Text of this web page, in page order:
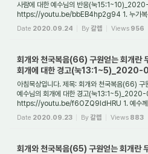
사람에 대한 예수님의 반응(눅
https://youtu.be/bbEB4hp2g94 1. 누가복
무엇이며 왜 주어진 것인가요? 누가복음 15장...
Date 2020.09.24 By갈렙 Views 956
회개와 천국복음(66) 구원얻는 회개란
회개에 대한 경고(눅
아침묵상입니다. 제목: 회개와 천국복음(66)
예수님의 회개에 대한 경고(눅
https://youtu.be/f6OZQ9IdHRU 1. 예수께
말씀을 해 주셨나요? 예수께서는 당시 이...
Date 2020.09.23 By갈렙 Views 883
회개와 천국복음(65) 구원얻는 회개란